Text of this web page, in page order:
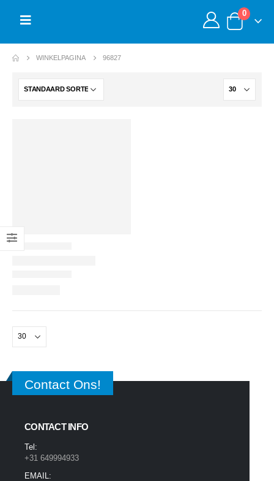
0
WINKELPAGINA 96827
Contact Ons!
CONTACT INFO
Tel:
+31 649994933
EMAIL: